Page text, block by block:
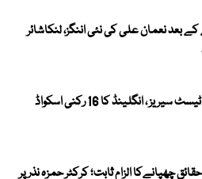
بعد نعمان علی کی نئی اننگز، لنکاشائر
پاکستان کیخلاف ٹیسٹ سیریز ، انگلینڈ کا 16 رکنی اسکواڈ
چھپانےکا الزام ثابت؛ کرکٹر حمزہ نذر پر